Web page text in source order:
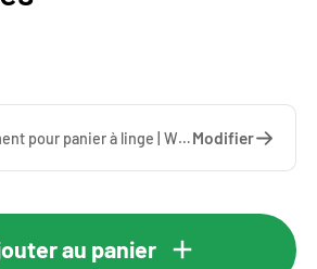
Rangement pour panier à linge | WSGN087 — 67 x 85 x 60 cmModifier
au panier